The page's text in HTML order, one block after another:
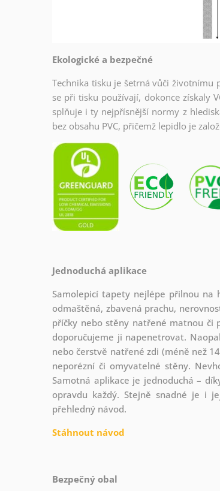
Ekologické a bezpečné
Technika tisku je šetrná vůči
se při tisku používají, dokonce získaly
splňuje i ty nejpřísnější normy z
bez obsahu PVC, přičemž lepidlo je
Jednoduchá aplikace
Samolepicí tapety nejlépe přilnou na
odmaštěná, zbavená prachu,
příčky nebo stěny natřené matnou či
doporučujeme ji napenetrovat.
nebo čerstvě natřené zdi (méně než
neporézní či omyvatelné stěny.
Samotná aplikace je jednoduchá –
opravdu každý. Stejně snadné je i
přehledný návod.
Stáhnout návod
Bezpečný obal